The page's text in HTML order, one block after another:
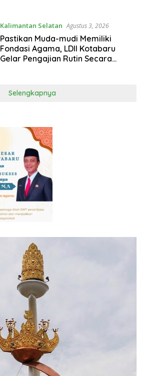
Kalimantan Selatan Agustus 3, 2026
Pastikan Muda-mudi Memiliki
Fondasi Agama, LDII Kotabaru
Gelar Pengajian Rutin Secara
Selengkapnya